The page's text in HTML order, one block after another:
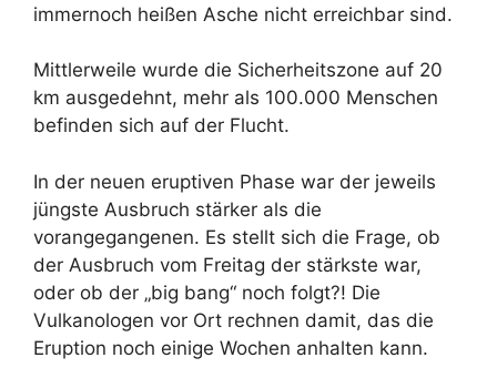
immernoch heißen Asche nicht erreichbar sind.
Mittlerweile wurde die Sicherheitszone auf 20
km ausgedehnt, mehr als 100.000 Menschen
befinden sich auf der Flucht.
In der neuen eruptiven Phase war der jeweils
jüngste Ausbruch stärker als die
vorangegangenen. Es stellt sich die Frage, ob
der Ausbruch vom Freitag der stärkste war,
oder ob der „big bang“ noch folgt?! Die
Vulkanologen vor Ort rechnen damit, das die
Eruption noch einige Wochen anhalten kann.